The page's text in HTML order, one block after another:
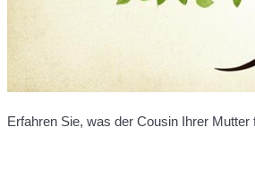
Erfahren Sie, was der Cousin Ihrer